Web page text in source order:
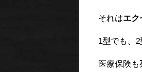
それはエク
1型でも、
医療保険